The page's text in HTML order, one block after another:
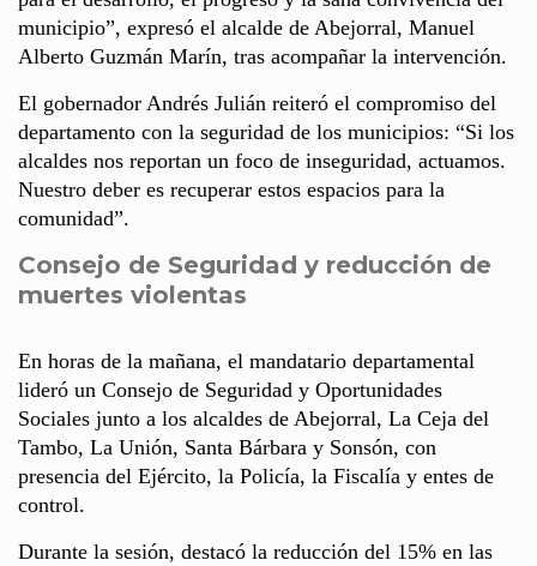
municipio”, expresó el alcalde de Abejorral, Manuel
Alberto Guzmán Marín, tras acompañar la intervención.
El gobernador Andrés Julián reiteró el compromiso del
departamento con la seguridad de los municipios: “Si los
alcaldes nos reportan un foco de inseguridad, actuamos.
Nuestro deber es recuperar estos espacios para la
comunidad”.
Consejo de Seguridad y reducción de
muertes violentas
En horas de la mañana, el mandatario departamental
lideró un Consejo de Seguridad y Oportunidades
Sociales junto a los alcaldes de Abejorral, La Ceja del
Tambo, La Unión, Santa Bárbara y Sonsón, con
presencia del Ejército, la Policía, la Fiscalía y entes de
control.
Durante la sesión, destacó la reducción del 15% en las